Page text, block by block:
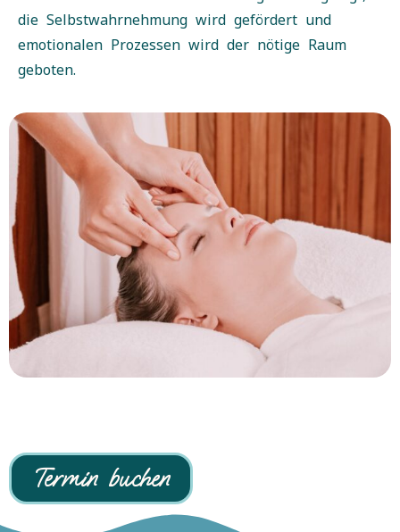
die Selbstwahrnehmung wird gefördert und
emotionalen Prozessen wird der nötige Raum
geboten.
Termin buchen